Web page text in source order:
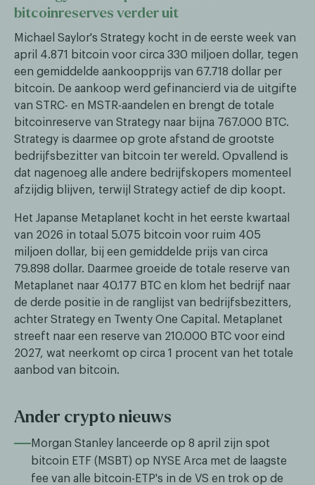
bitcoinreserves verder uit
Michael Saylor's Strategy kocht in de eerste week van
april 4.871 bitcoin voor circa 330 miljoen dollar, tegen
een gemiddelde aankoopprijs van 67.718 dollar per
bitcoin. De aankoop werd gefinancierd via de uitgifte
van STRC- en MSTR-aandelen en brengt de totale
bitcoinreserve van Strategy naar bijna 767.000 BTC.
Strategy is daarmee op grote afstand de grootste
bedrijfsbezitter van bitcoin ter wereld. Opvallend is
dat nagenoeg alle andere bedrijfskopers momenteel
afzijdig blijven, terwijl Strategy actief de dip koopt.
Het Japanse Metaplanet kocht in het eerste kwartaal
van 2026 in totaal 5.075 bitcoin voor ruim 405
miljoen dollar, bij een gemiddelde prijs van circa
79.898 dollar. Daarmee groeide de totale reserve van
Metaplanet naar 40.177 BTC en klom het bedrijf naar
de derde positie in de ranglijst van bedrijfsbezitters,
achter Strategy en Twenty One Capital. Metaplanet
streeft naar een reserve van 210.000 BTC voor eind
2027, wat neerkomt op circa 1 procent van het totale
aanbod van bitcoin.
Ander crypto nieuws
Morgan Stanley lanceerde op 8 april zijn spot
bitcoin ETF (MSBT) op NYSE Arca met de laagste
fee van alle bitcoin-ETP's in de VS en trok op de